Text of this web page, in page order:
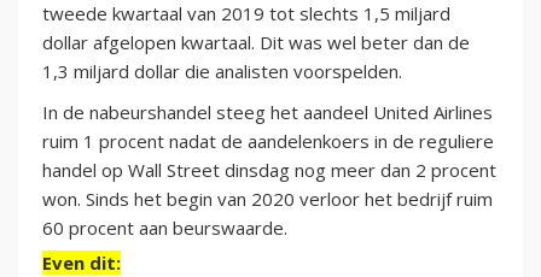
tweede kwartaal van 2019 tot slechts 1,5 miljard
dollar afgelopen kwartaal. Dit was wel beter dan de
1,3 miljard dollar die analisten voorspelden.
In de nabeurshandel steeg het aandeel United Airlines
ruim 1 procent nadat de aandelenkoers in de reguliere
handel op Wall Street dinsdag nog meer dan 2 procent
won. Sinds het begin van 2020 verloor het bedrijf ruim
60 procent aan beurswaarde.
Even dit: